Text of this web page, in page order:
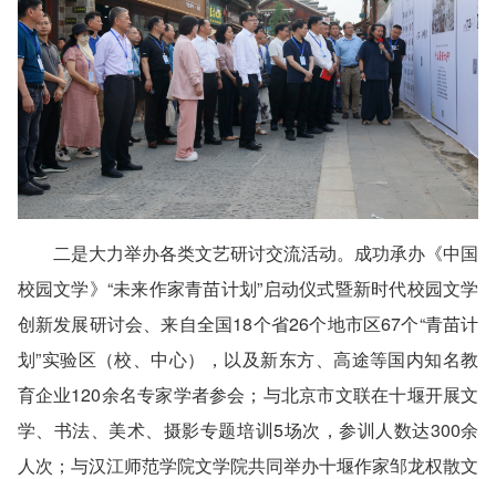
二是大力举办各类文艺研讨交流活动。 成功承办《中国
校园文学》“未来作家青苗计划”启动仪式暨新时代校园文学
创新发展研讨会、来自全国18个省26个地市区67个“青苗计
划”实验区（校、中心），以及新东方、高途等国内知名教
育企业120余名专家学者参会；与北京市文联在十堰开展文
学、书法、美术、摄影专题培训5场次，参训人数达300余
人次；与汉江师范学院文学院共同举办十堰作家邹龙权散文